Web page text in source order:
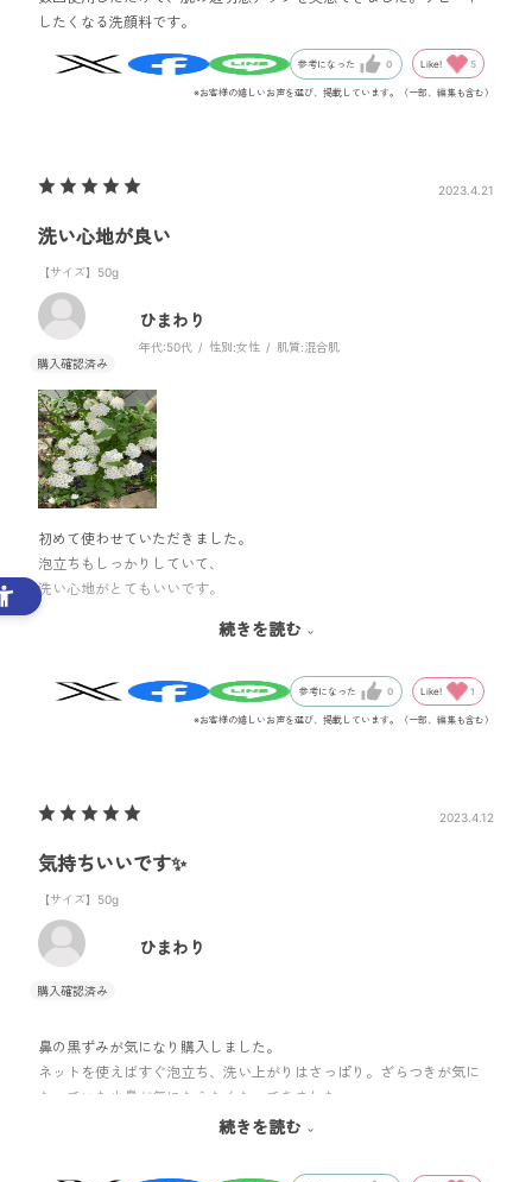
したくなる洗顔料です。
参考になった 0 Like! 5
※お客様の嬉しいお声を選び、掲載しています。（一部、編集も含む）
2023.4.21
洗い心地が良い
【サイズ】50g
ひまわり
年代:50代 性別:女性 肌質:混合肌
初めて使わせていただきました。
泡立ちもしっかりしていて、
洗い心地がとてもいいです。
洗った後も肌がつっぱる事もなく
続きを読む
参考になった 0 Like! 1
※お客様の嬉しいお声を選び、掲載しています。（一部、編集も含む）
2023.4.12
気持ちいいです✨
【サイズ】50g
ひまわり
鼻の黒ずみが気になり購入しました。
ネットを使えばすぐ泡立ち、洗い上がりはさっぱり。ざらつきが気に
なっていた小鼻が気にならなくなってきました。
続きを読む